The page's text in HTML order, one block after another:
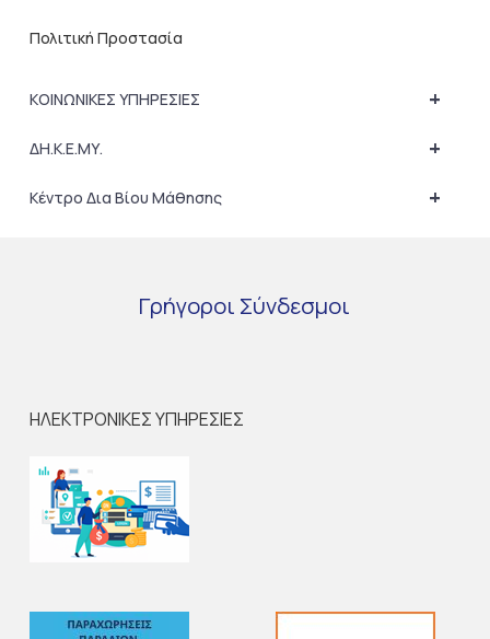
Πολιτική Προστασία
+
ΚΟΙΝΩΝΙΚΕΣ ΥΠΗΡΕΣΙΕΣ
+
ΔΗ.Κ.Ε.ΜΥ.
+
Κέντρο Δια Βίου Μάθησης
Γρήγοροι Σύνδεσμοι
ΗΛΕΚΤΡΟΝΙΚΕΣ ΥΠΗΡΕΣΙΕΣ